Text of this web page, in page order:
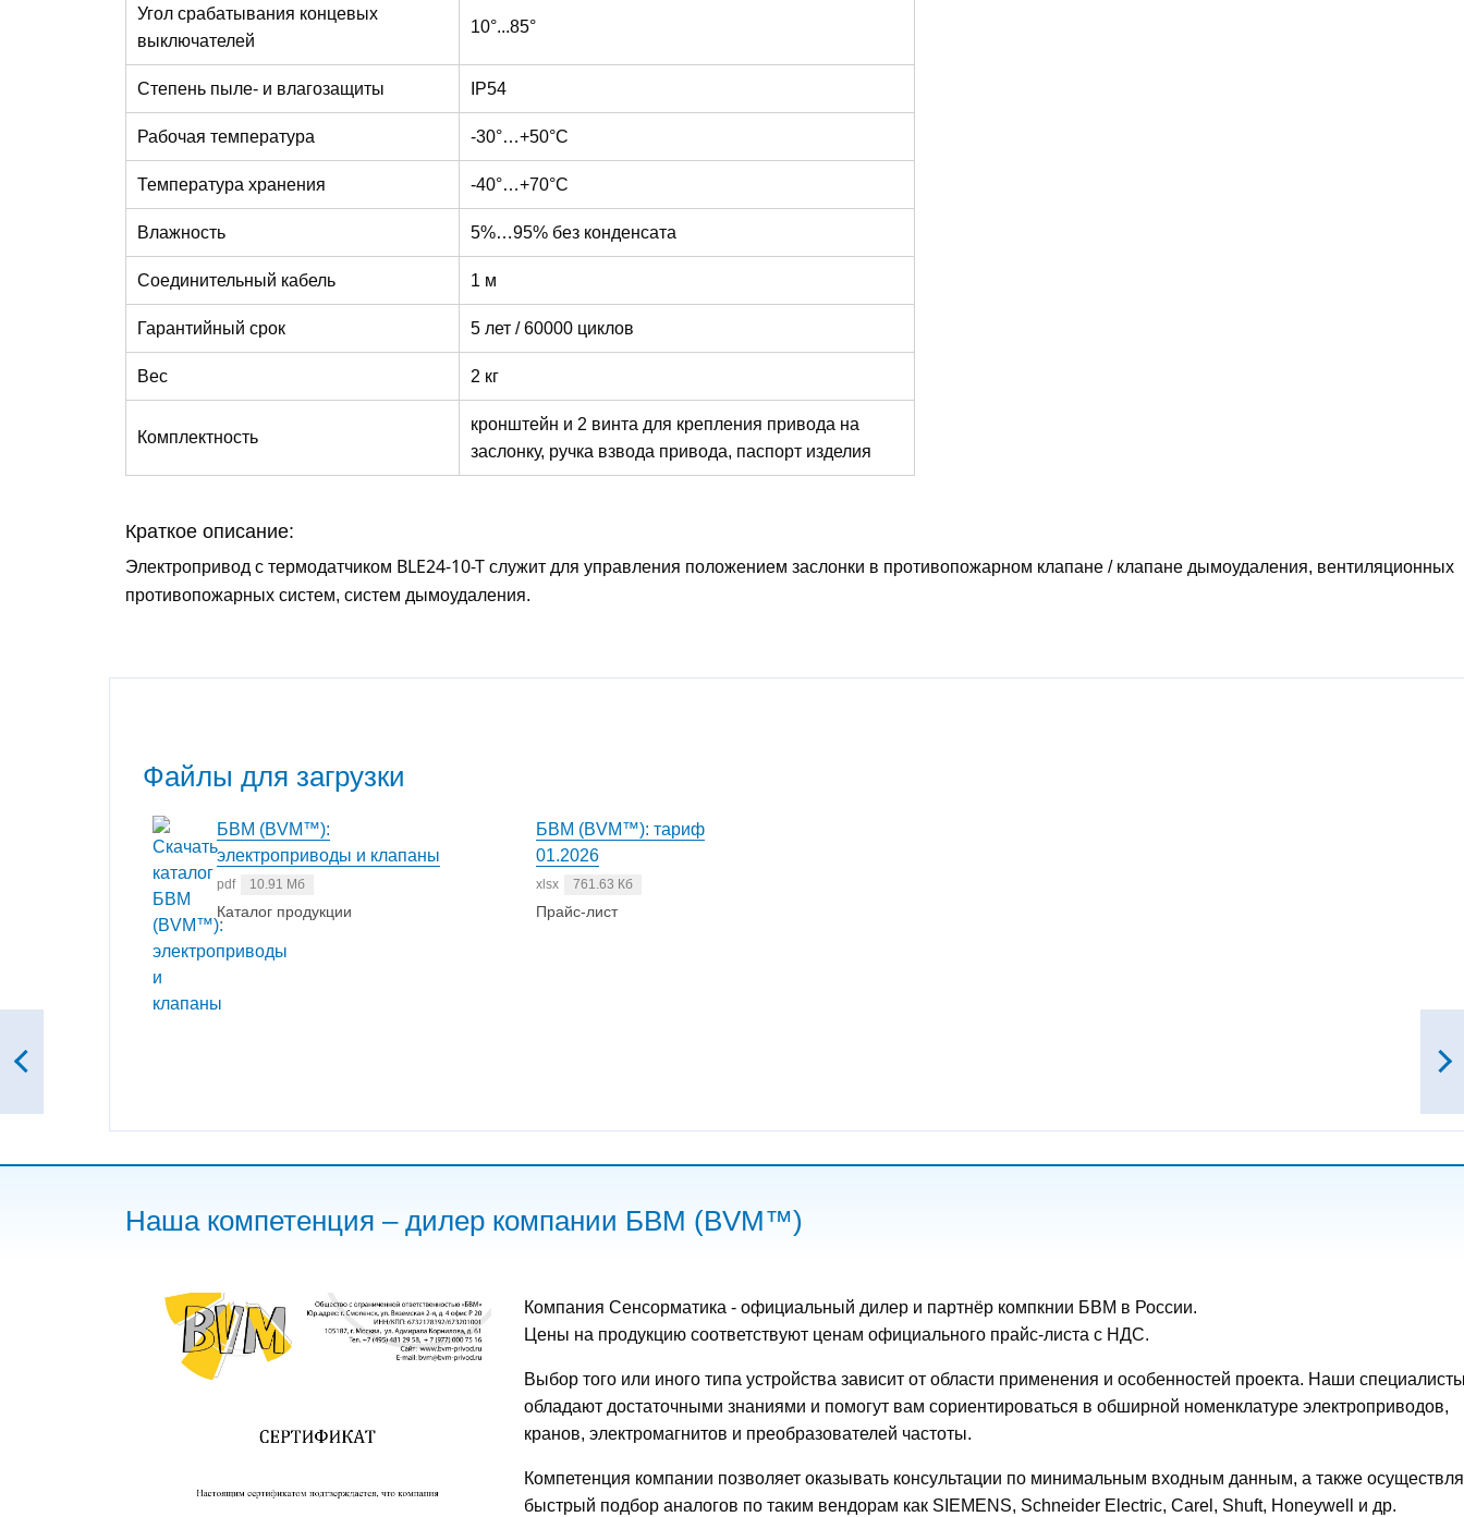
Угол срабатывания концевых
выключателей
10°...85°
Степень пыле- и влагозащиты IP54
Рабочая температура -30°…+50°С
Температура хранения -40°…+70°С
Влажность 5%…95% без конденсата
Соединительный кабель 1 м
Гарантийный срок 5 лет / 60000 циклов
Вес 2 кг
Комплектность
кронштейн и 2 винта для крепления привода на
заслонку, ручка взвода привода, паспорт изделия
Краткое описание:
Электропривод с термодатчиком BLE24-10-Tслужит для управления положением заслонки в противопожарном клапане / клапане дымоудаления, вентиляционных
противопожарных систем, систем дымоудаления.
Файлы для загрузки
БВМ (BVM™):
электроприводы и клапаны
pdf 10.91 Мб
Каталог продукции
БВМ (BVM™): тариф
01.2026
xlsx 761.63 Кб
Прайс-лист
Наша компетенция – дилер компании БВМ (BVM™)
Компания Сенсорматика - официальный дилер и партнёр компкнии БВМ в России.
Цены на продукцию соответствуют ценам официального прайс-листа с НДС.
Выбор того или иного типа устройства зависит от области применения и особенностей проекта. Наши
обладают достаточными знаниями и помогут вам сориентироваться в обширной номенклатуре электроприводов,
кранов, электромагнитов и преобразователей частоты.
Компетенция компании позволяет оказывать консультации по минимальным входным данным, а также
быстрый подбор аналогов по таким вендорам как SIEMENS, Schneider Electric, Carel, Shuft, Honeywell и др.